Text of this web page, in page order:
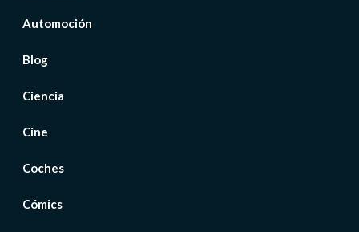
Automoción
Blog
Ciencia
Cine
Coches
Cómics